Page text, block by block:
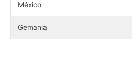
México
Gemania